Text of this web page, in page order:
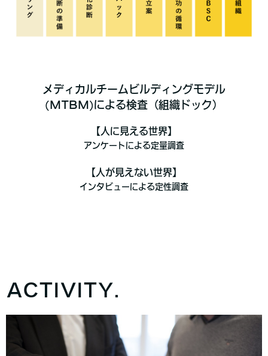
メディカルチームビルディングモデル
(MTBM)による検査（組織ドック）
【人に見える世界】
アンケートによる定量調査
【人が見えない世界】
インタビューによる定性調査
ACTIVITY.